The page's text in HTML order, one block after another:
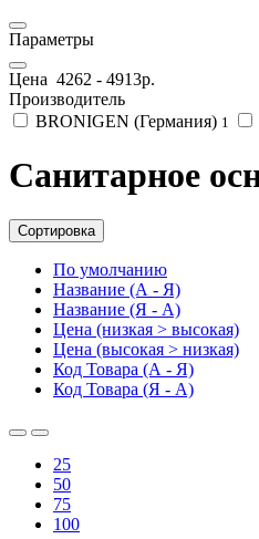
Параметры
Цена 4262 - 4913р.
Производитель
BRONIGEN (Германия) 1
Санитарное
Сортировка
По умолчанию
Название (А - Я)
Название (Я - А)
Цена (низкая > высокая)
Цена (высокая > низкая)
Код Товара (А - Я)
Код Товара (Я - А)
25
50
75
100